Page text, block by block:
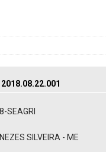
2018.08.22.001
SEAGRI
SILVEIRA - ME